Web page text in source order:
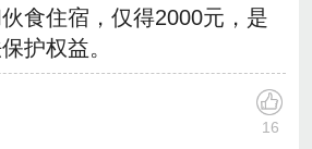
食住宿，仅得2000元，是
护权益。
16